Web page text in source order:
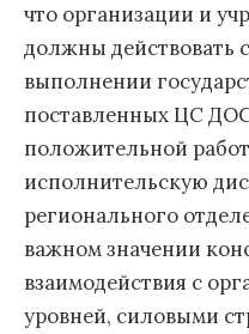
что организации и
должны действовать
выполнении
поставленных ЦС
положительной
исполнительскую
регионального
важном значении
взаимодействия с
уровней, силовыми